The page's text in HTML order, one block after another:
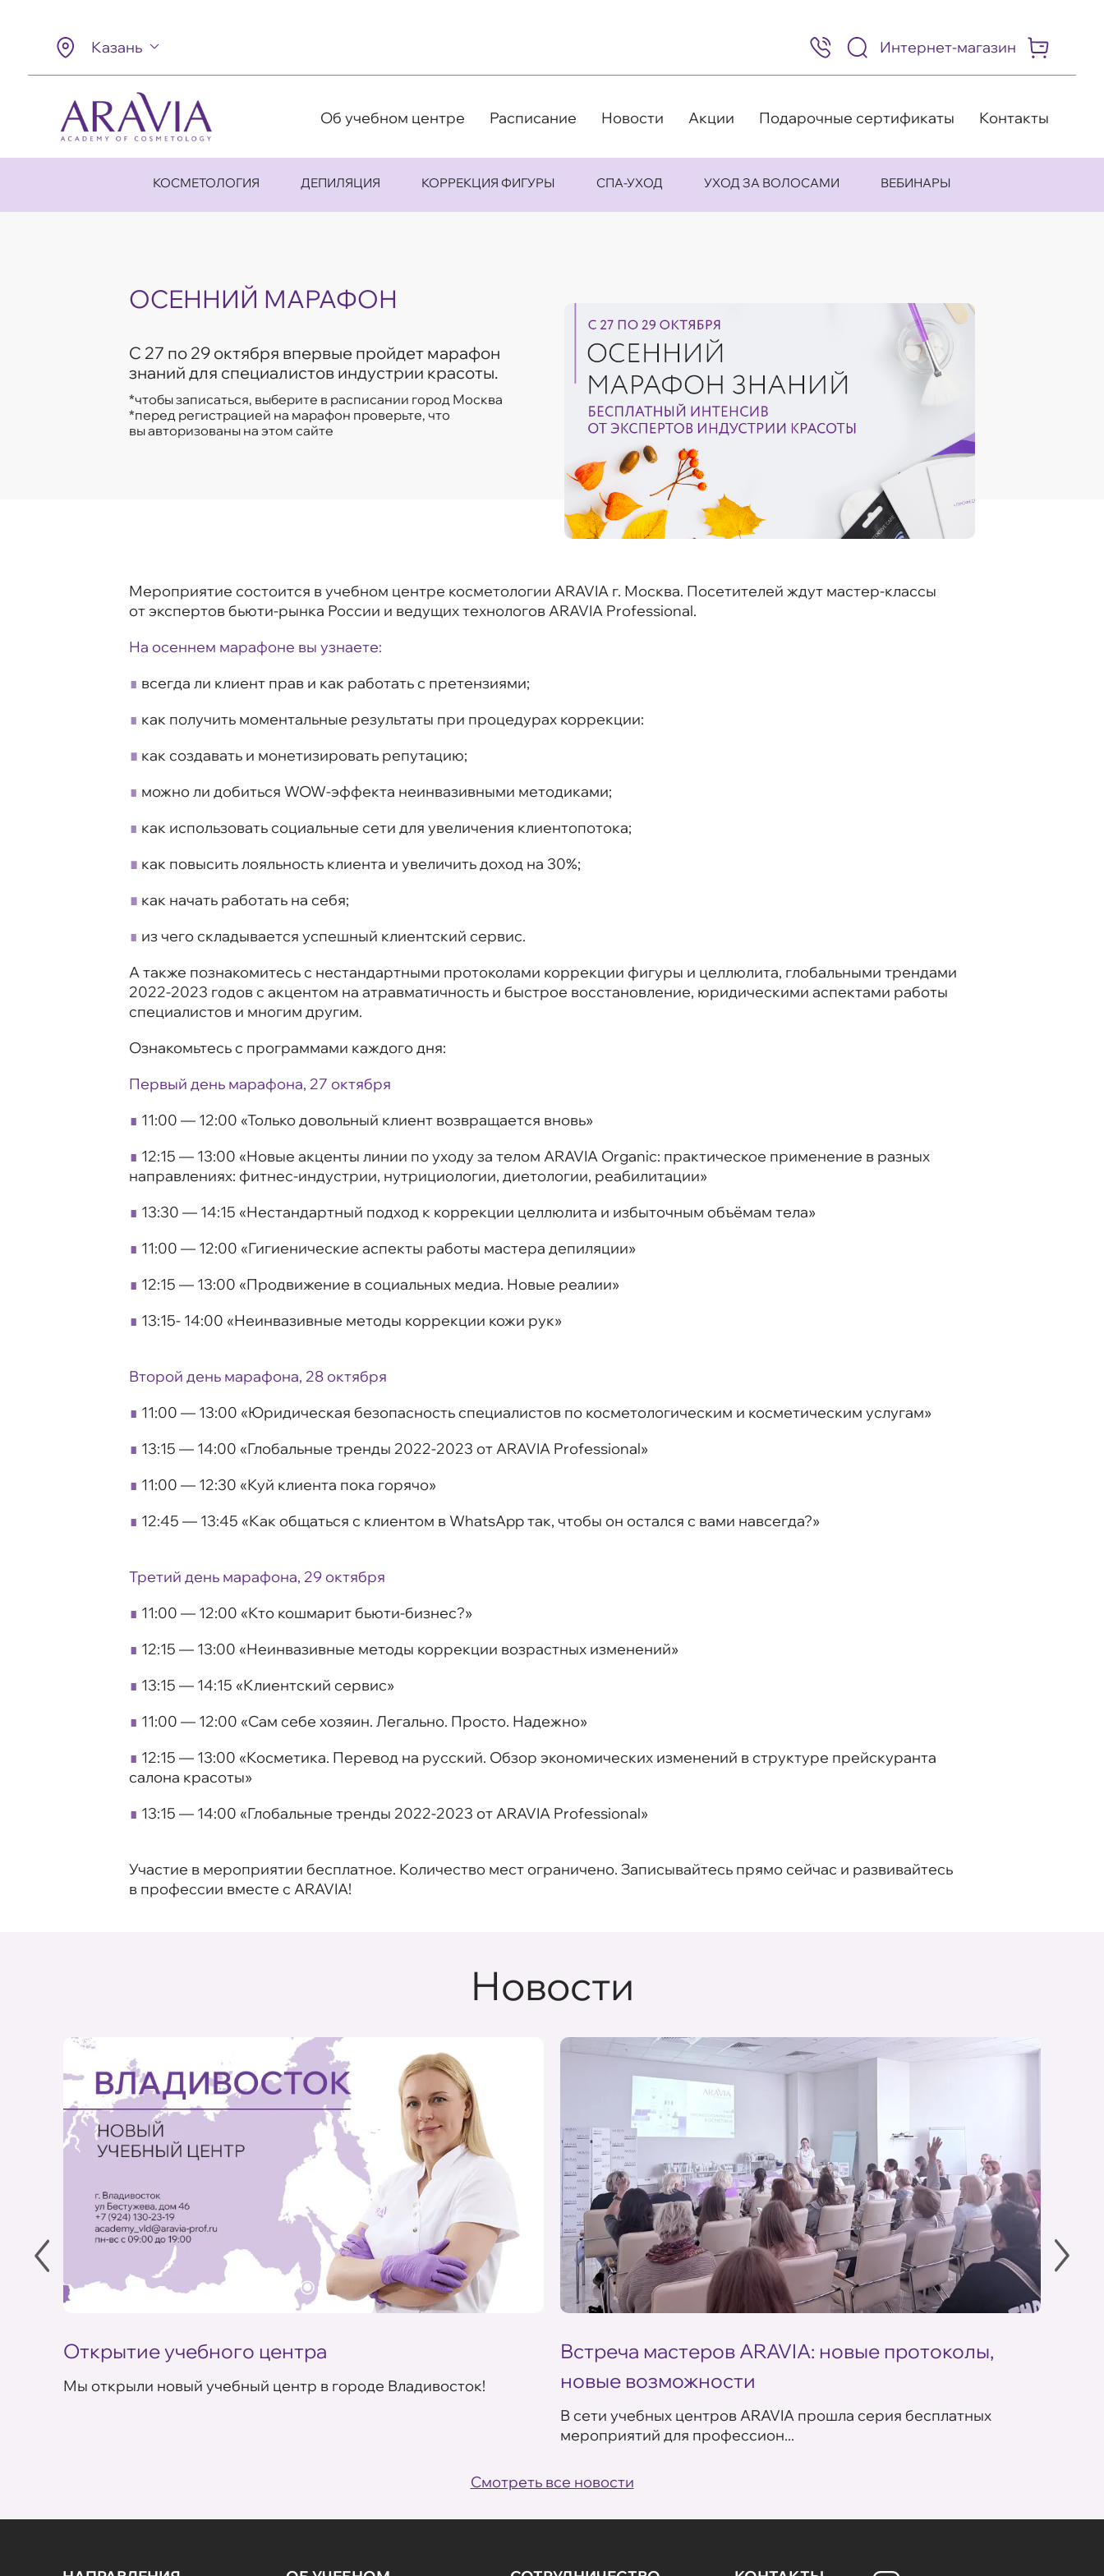
Казань
8
(495)
505-
98
Интернет-магазин
Об учебном центре Расписание Новости Акции Подарочные сертификаты Контакты
КОСМЕТОЛОГИЯ ДЕПИЛЯЦИЯ КОРРЕКЦИЯ ФИГУРЫ СПА-УХОД УХОД ЗА ВОЛОСАМИ ВЕБИНАРЫ
ОСЕННИЙ МАРАФОН
С 27 по 29 октября впервые пройдет марафон
знаний для специалистов индустрии красоты.
*чтобы записаться, выберите в расписании город Москва
*перед регистрацией на марафон проверьте, что
вы авторизованы на этом сайте
Мероприятие состоится в учебном центре косметологии ARAVIA г. Москва. Посетителей ждут мастер-классы
от экспертов бьюти-рынка России и ведущих технологов ARAVIA Professional.
На осеннем марафоне вы узнаете:
∎ всегда ли клиент прав и как работать с претензиями;
∎ как получить моментальные результаты при процедурах коррекции:
∎ как создавать и монетизировать репутацию;
∎ можно ли добиться WOW-эффекта неинвазивными методиками;
∎ как использовать социальные сети для увеличения клиентопотока;
∎ как повысить лояльность клиента и увеличить доход на 30%;
∎ как начать работать на себя;
∎ из чего складывается успешный клиентский сервис.
А также познакомитесь с нестандартными протоколами коррекции фигуры и целлюлита, глобальными трендами
2022-2023 годов с акцентом на атравматичность и быстрое восстановление, юридическими аспектами работы
специалистов и многим другим.
Ознакомьтесь с программами каждого дня:
Первый день марафона, 27 октября
∎ 11:00 — 12:00 «Только довольный клиент возвращается вновь»
∎ 12:15 — 13:00 «Новые акценты линии по уходу за телом ARAVIA Organic: практическое применение в разных
направлениях: фитнес-индустрии, нутрициологии, диетологии, реабилитации»
∎ 13:30 — 14:15 «Нестандартный подход к коррекции целлюлита и избыточным объёмам тела»
∎ 11:00 — 12:00 «Гигиенические аспекты работы мастера депиляции»
∎ 12:15 — 13:00 «Продвижение в социальных медиа. Новые реалии»
∎ 13:15- 14:00 «Неинвазивные методы коррекции кожи рук»
Второй день марафона, 28 октября
∎ 11:00 — 13:00 «Юридическая безопасность специалистов по косметологическим и косметическим услугам»
∎ 13:15 — 14:00 «Глобальные тренды 2022-2023 от ARAVIA Professional»
∎ 11:00 — 12:30 «Куй клиента пока горячо»
∎ 12:45 — 13:45 «Как общаться с клиентом в WhatsApp так, чтобы он остался с вами навсегда?»
Третий день марафона, 29 октября
∎ 11:00 — 12:00 «Кто кошмарит бьюти-бизнес?»
∎ 12:15 — 13:00 «Неинвазивные методы коррекции возрастных изменений»
∎ 13:15 — 14:15 «Клиентский сервис»
∎ 11:00 — 12:00 «Сам себе хозяин. Легально. Просто. Надежно»
∎ 12:15 — 13:00 «Косметика. Перевод на русский. Обзор экономических изменений в структуре прейскуранта
салона красоты»
∎ 13:15 — 14:00 «Глобальные тренды 2022-2023 от ARAVIA Professional»
Участие в мероприятии бесплатное. Количество мест ограничено. Записывайтесь прямо сейчас и развивайтесь
в профессии вместе с ARAVIA!
Новости
Открытие учебного центра
Мы открыли новый учебный центр в городе Владивосток!
Встреча мастеров ARAVIA: новые протоколы,
новые возможности
В сети учебных центров ARAVIA прошла серия бесплатных
мероприятий для профессион...
Смотреть все новости